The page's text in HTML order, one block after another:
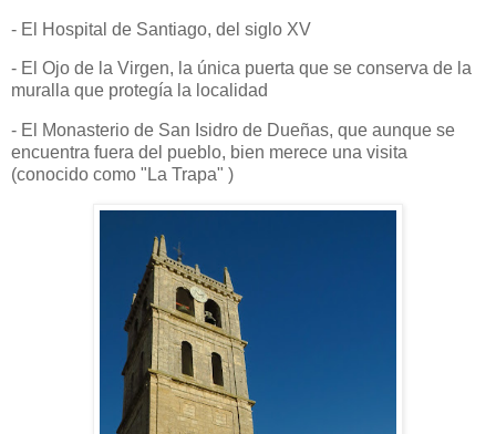
- El Hospital de Santiago, del siglo XV
- El Ojo de la Virgen, la única puerta que se conserva de la
muralla que protegía la localidad
- El Monasterio de San Isidro de Dueñas, que aunque se
encuentra fuera del pueblo, bien merece una visita
(conocido como "La Trapa" )